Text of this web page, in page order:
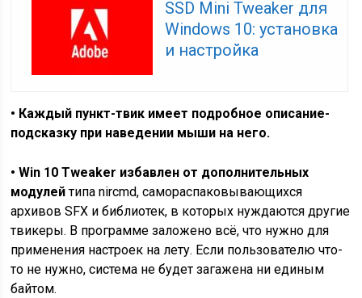
SSD Mini Tweaker для
Windows 10: установка
и настройка
• Каждый пункт-твик имеет подробное описание-
подсказку при наведении мыши на него.
• Win 10 Tweaker избавлен от дополнительных
модулейтипа nircmd, самораспаковывающихся
архивов SFX и библиотек, в которых нуждаются другие
твикеры. В программе заложено всё, что нужно для
применения настроек на лету. Если пользователю что-
то не нужно, система не будет загажена ни единым
байтом.